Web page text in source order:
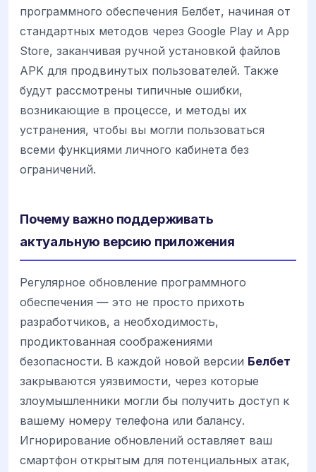
программного обеспечения Белбет, начиная от
стандартных методов через Google Play и App
Store, заканчивая ручной установкой файлов
APK для продвинутых пользователей. Также
будут рассмотрены типичные ошибки,
возникающие в процессе, и методы их
устранения, чтобы вы могли пользоваться
всеми функциями личного кабинета без
ограничений.
Почему важно поддерживать
актуальную версию приложения
Регулярное обновление программного
обеспечения — это не просто прихоть
разработчиков, а необходимость,
продиктованная соображениями
безопасности. В каждой новой версии Белбет
закрываются уязвимости, через которые
злоумышленники могли бы получить доступ к
вашему номеру телефона или балансу.
Игнорирование обновлений оставляет ваш
смартфон открытым для потенциальных атак,